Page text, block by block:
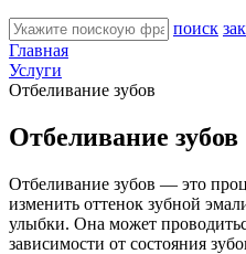
поиск
Главная
Услуги
Отбеливание зубов
Отбеливание зубов
Отбеливание зубов — это
изменить оттенок зубной
улыбки. Она может
зависимости от состояния